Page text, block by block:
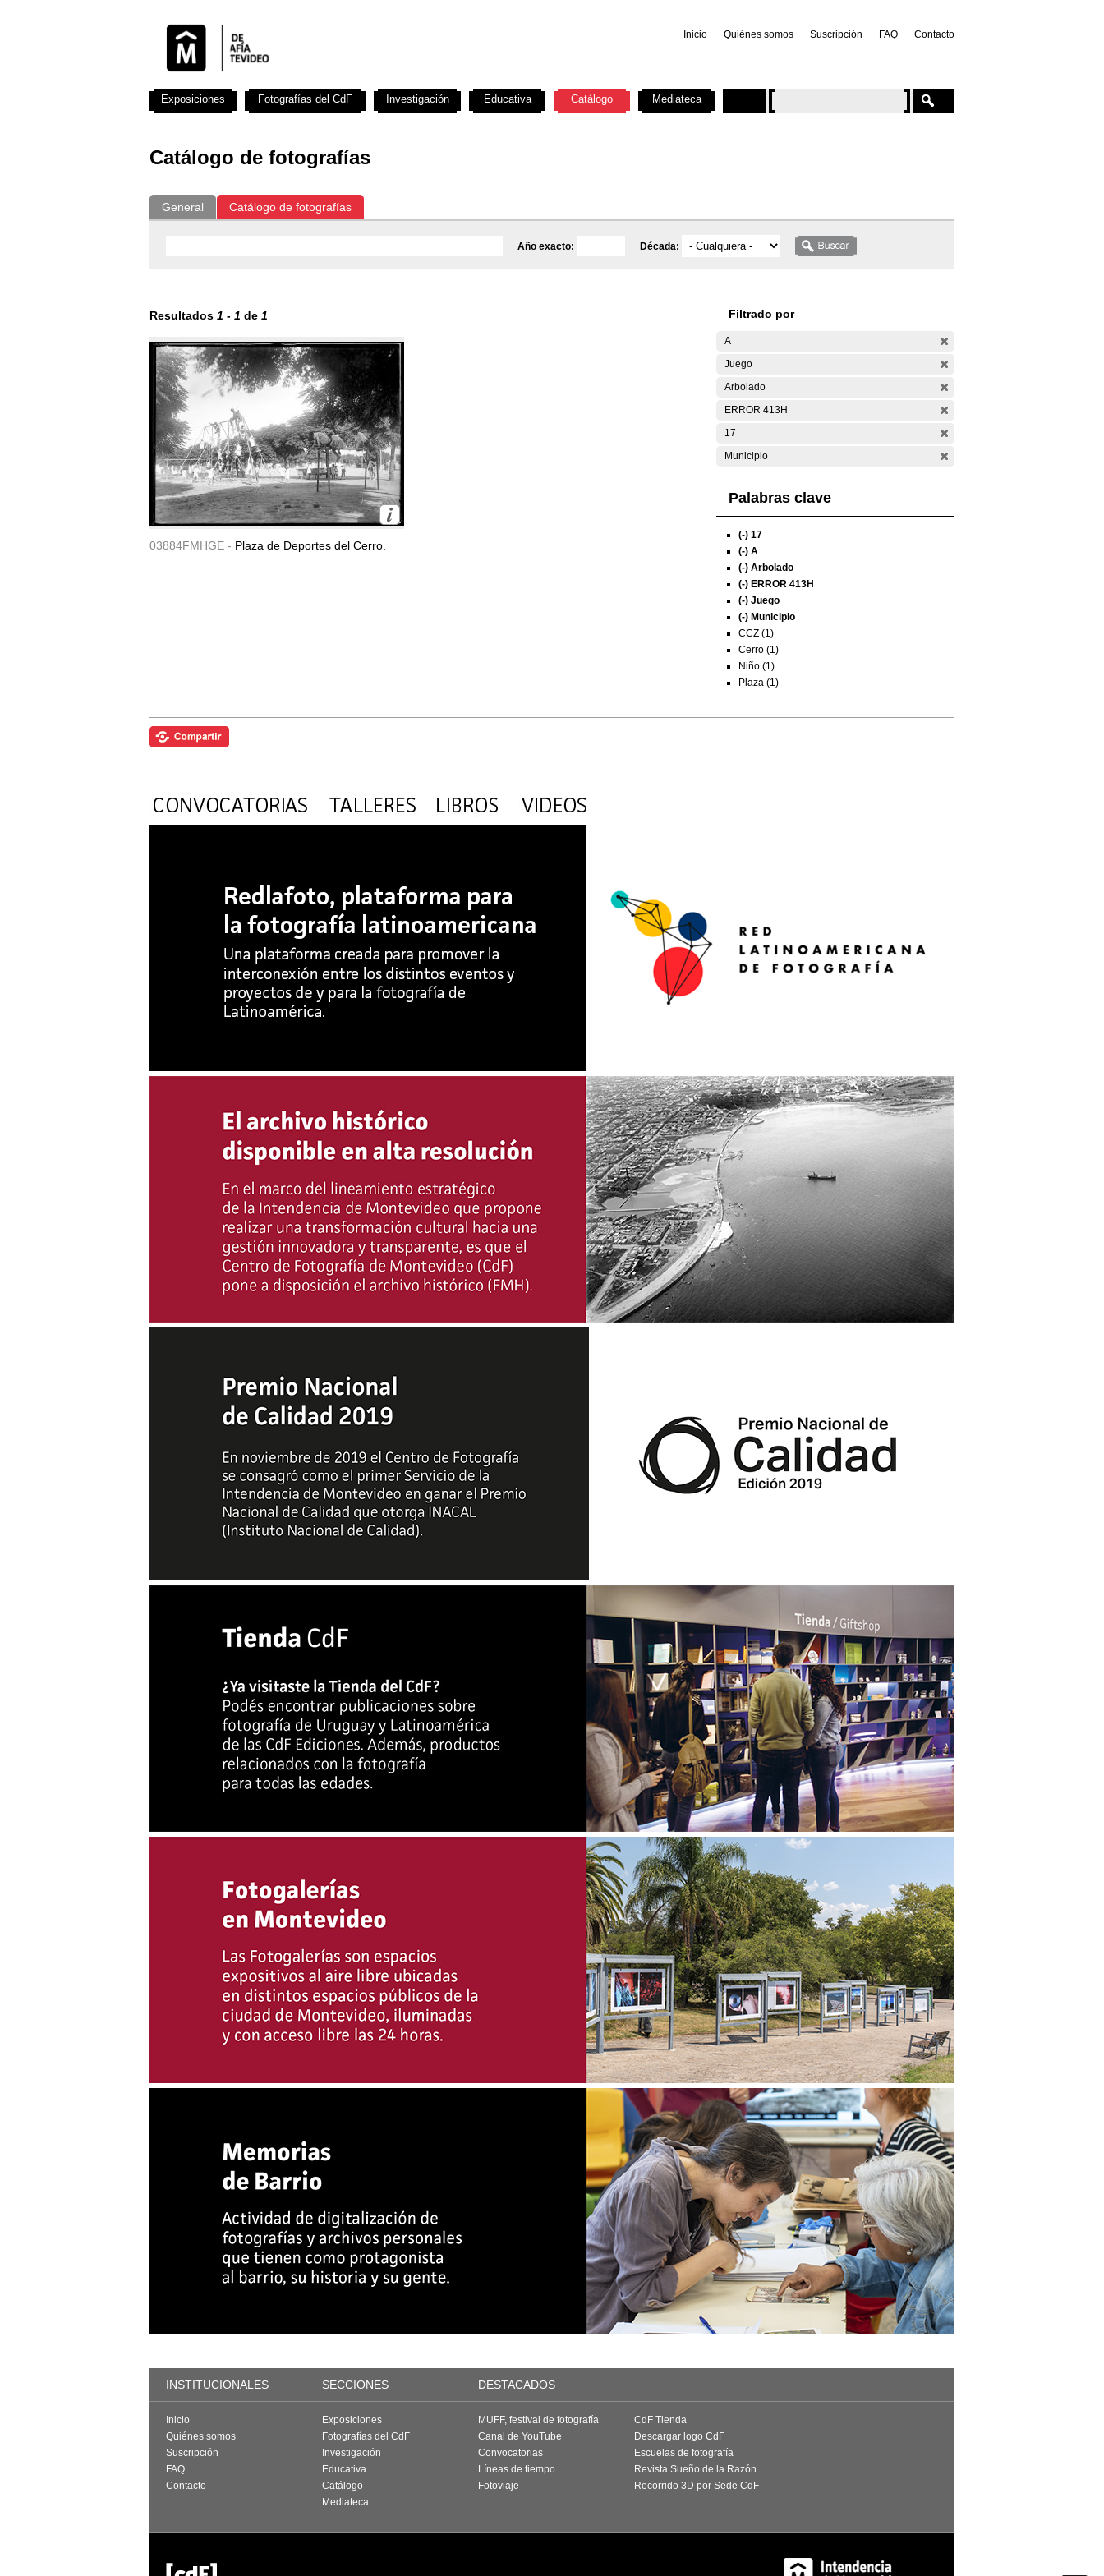
Inicio Quiénes somos Suscripción FAQ Contacto
Catálogo de fotografías
General Catálogo de fotografías
Año exacto: Década:
Resultados 1 - 1 de 1
03884FMHGE - Plaza de Deportes del Cerro.
Filtrado por
A
Juego
Arbolado
ERROR 413H
17
Municipio
Palabras clave
(-) 17
(-) A
(-) Arbolado
(-) ERROR 413H
(-) Juego
(-) Municipio
CCZ (1)
Cerro (1)
Niño (1)
Plaza (1)
Exposiciones Fotografías del CdF Investigación Educativa Catálogo Mediateca
INSTITUCIONALES SECCIONES DESTACADOS
Inicio
Quiénes somos
Suscripción
FAQ
Contacto
Exposiciones
Fotografías del CdF
Investigación
Educativa
Catálogo
Mediateca
MUFF, festival de fotografía
Canal de YouTube
Convocatorias
Líneas de tiempo
Fotoviaje
CdF Tienda
Descargar logo CdF
Escuelas de fotografía
Revista Sueño de la Razón
Recorrido 3D por Sede CdF